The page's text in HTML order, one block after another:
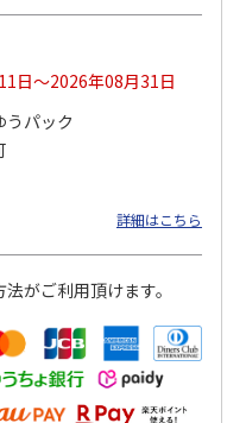
んごう
）
２箱
日～2026年08月31日
うパック
詳細はこちら
がご利用頂けます。